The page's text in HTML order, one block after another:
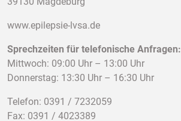
www.epilepsie-lvsa.de
Sprechzeiten für telefonische Anfragen:
Mittwoch: 09:00 Uhr – 13:00 Uhr
Donnerstag: 13:30 Uhr – 16:30 Uhr
Telefon: 0391 / 7232059
Fax: 0391 / 4023389